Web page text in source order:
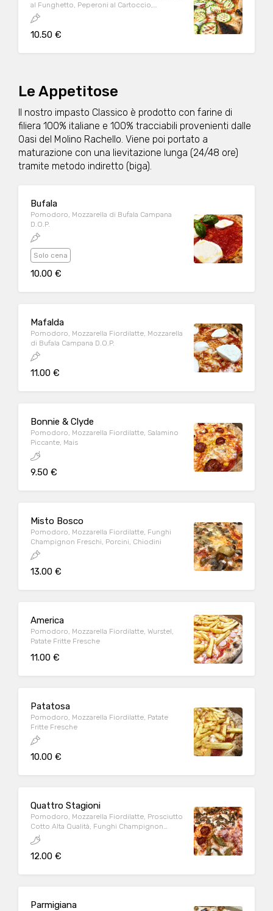
al Funghetto, Peperoni al Cartoccio,
Zucchine
10.50 €
Le Appetitose
Il nostro impasto Classico è prodotto con farine di
filiera 100% italiane e 100% tracciabili provenienti dalle
Oasi del Molino Rachello. Viene poi portato a
maturazione con una lievitazione lunga (24/48 ore)
tramite metodo indiretto (biga).
Bufala
Pomodoro, Mozzarella di Bufala Campana
D.O.P.
Solo cena
10.00 €
Mafalda
Pomodoro, Mozzarella Fiordilatte, Mozzarella
di Bufala Campana D.O.P.
11.00 €
Bonnie & Clyde
Pomodoro, Mozzarella Fiordilatte, Salamino
Piccante, Mais
9.50 €
Misto Bosco
Pomodoro, Mozzarella Fiordilatte, Funghi
Champignon Freschi, Porcini, Chiodini
13.00 €
America
Pomodoro, Mozzarella Fiordilatte, Wurstel,
Patate Fritte Fresche
11.00 €
Patatosa
Pomodoro, Mozzarella Fiordilatte, Patate
Fritte Fresche
10.00 €
Quattro Stagioni
Pomodoro, Mozzarella Fiordilatte, Prosciutto
Cotto Alta Qualità, Funghi Champignon
Freschi, Salamino Piccante, Carciofi
Spadellati
12.00 €
Parmigiana